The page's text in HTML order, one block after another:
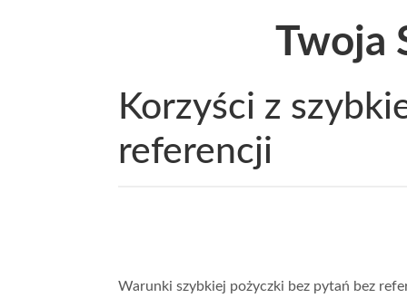
Twoja
Korzyści z
referencji
Warunki szybkiej pożyczki bez pytań bez